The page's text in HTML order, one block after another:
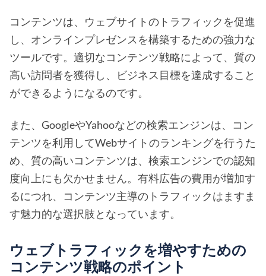
コンテンツは、ウェブサイトのトラフィックを促進
し、オンラインプレゼンスを構築するための強力な
ツールです。適切なコンテンツ戦略によって、質の
高い訪問者を獲得し、ビジネス目標を達成すること
ができるようになるのです。
また、GoogleやYahooなどの検索エンジンは、コン
テンツを利用してWebサイトのランキングを行うた
め、質の高いコンテンツは、検索エンジンでの認知
度向上にも欠かせません。有料広告の費用が増加す
るにつれ、コンテンツ主導のトラフィックはますま
す魅力的な選択肢となっています。
ウェブトラフィックを増やすための
コンテンツ戦略のポイント